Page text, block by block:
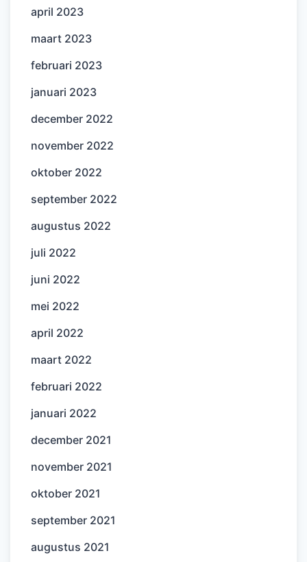
april 2023
maart 2023
februari 2023
januari 2023
december 2022
november 2022
oktober 2022
september 2022
augustus 2022
juli 2022
juni 2022
mei 2022
april 2022
maart 2022
februari 2022
januari 2022
december 2021
november 2021
oktober 2021
september 2021
augustus 2021